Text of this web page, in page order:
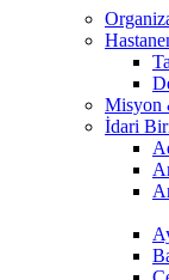
Misyon
İdari